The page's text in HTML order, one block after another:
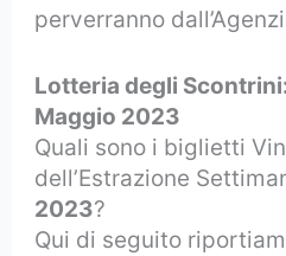
perverranno
Lotteria degli
Maggio 2023
Quali sono i biglietti
dell’Estrazione
2023?
Qui di seguito